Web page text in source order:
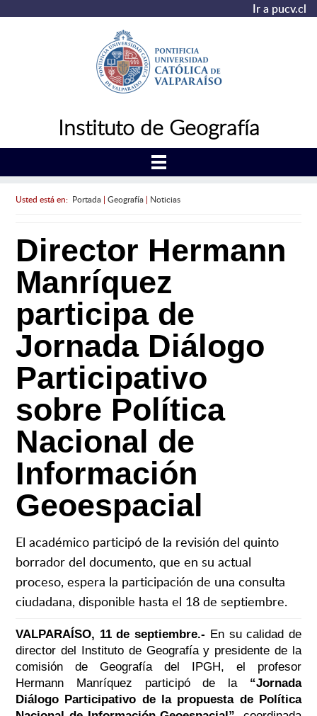
Ir a pucv.cl
Instituto de Geografía
Usted está en: Portada| Geografía| Noticias
Director Hermann
Manríquez
participa de
Jornada Diálogo
Participativo
sobre Política
Nacional de
Información
Geoespacial
El académico participó de la revisión del quinto
borrador del documento, que en su actual
proceso, espera la participación de una consulta
ciudadana, disponible hasta el 18 de septiembre.
VALPARAÍSO, 11 de septiembre.- En su calidad de
director del Instituto de Geografía y presidente de la
comisión de Geografía del IPGH, el profesor
Hermann Manríquez participó de la “Jornada
Diálogo Participativo de la propuesta de Política